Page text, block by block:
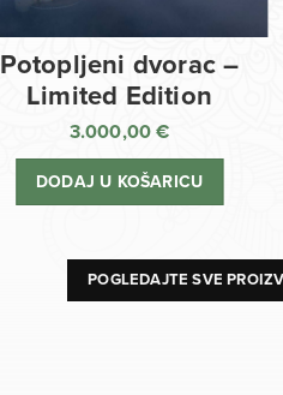
Potopljeni dvorac –
Limited Edition
3.000,00€
DODAJ U KOŠARICU
POGLEDAJTE SVE